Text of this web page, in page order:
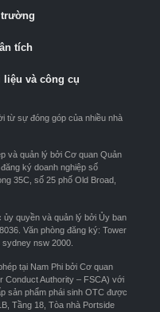
tích
liệu và công cụ
từ sự đóng góp của nhiều nhà
và quản lý bởi Cơ quan Quản
ký doanh nghiệp số
35C, số 25 phố Old Broad,
quyền và quản lý bởi Ủy ban
Văn phòng đăng ký: Tower
nsw 2000.
tại Nam Phi bởi Cơ quan
Conduct Authority – FSCA) với
sản phẩm phái sinh OTC được
Tầng 18, Tòa nhà Portside